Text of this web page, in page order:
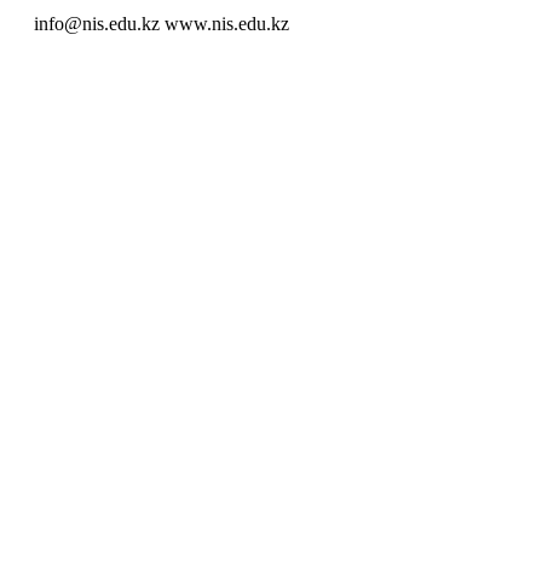
info@nis.edu.kz www.nis.edu.kz